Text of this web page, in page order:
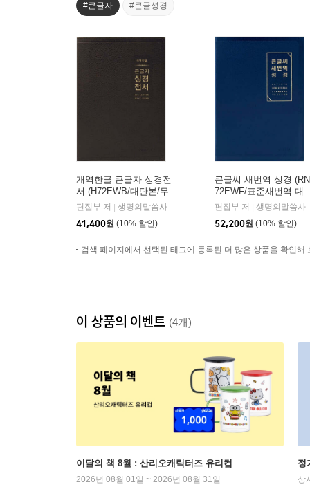
#큰글자 #큰글성경
개역한글 큰글자 성경전
서 (H72EWB/대단본/무
지퍼/PU/반달 색인/해설
없음/각주 없음/다크브
라운)
편집부 저
생명의말씀사
41,400원 (10% 할인)
큰글씨 새번역 성경 (RN
72EWF/표준새번역 대
단본/무지퍼/PU/반달 색
인/주석 없음/뉴다크네
이비)
편집부 저
생명의말씀사
52,200원 (10% 할인)
검색 페이지에서 선택된 태그에 등록된 더 많은 상품을 확인해
이 상품의 이벤트 (4개)
이달의 책 8월 : 산리오캐릭터즈 유리컵
2026년 08월 01일 ~ 2026년 08월 31일
정
상